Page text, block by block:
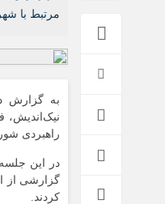
اخبار بین المللمرتبط با
به گزارش
نیک‌اندیش،
راهبردی
در این
گزارشی از
کردند.